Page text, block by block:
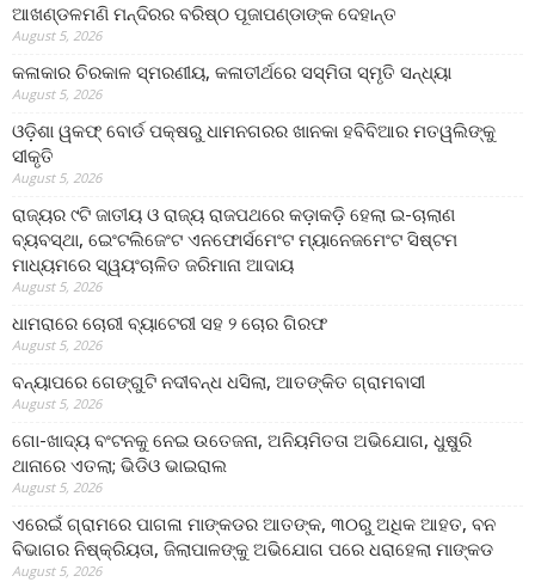
ଆଖଣ୍ଡଳମଣି ମନ୍ଦିରର ବରିଷ୍ଠ ପୂଜାପଣ୍ଡାଙ୍କ ଦେହାନ୍ତ
August 5, 2026
କଳାକାର ଚିରକାଳ ସ୍ମରଣୀୟ, କଳାତୀର୍ଥରେ ସସ୍ମିତା ସ୍ମୃତି ସନ୍ଧ୍ୟା
August 5, 2026
ଓଡ଼ିଶା ୱକଫ୍ ବୋର୍ଡ ପକ୍ଷରୁ ଧାମନଗରର ଖାନକା ହବିବିଆର ମତୱଲିଙ୍କୁ
ସୀକୃତି
August 5, 2026
ରାଜ୍ୟର ୯ଟି ଜାତୀୟ ଓ ରାଜ୍ୟ ରାଜପଥରେ କଡ଼ାକଡ଼ି ହେଲା ଇ-ଚାଲାଣ
ବ୍ୟବସ୍ଥା, ଇେଂଟଲିଜେଂଟ ଏନଫୋର୍ସମେଂଟ ମ୍ୟାନେଜମେଂଟ ସିଷ୍ଟମ
ମାଧ୍ୟମରେ ସ୍ୱୟଂଚାଳିତ ଜରିମାନା ଆଦାୟ
August 5, 2026
ଧାମରାରେ ଚୋରୀ ବ୍ୟାଟେରୀ ସହ ୨ ଚୋର ଗିରଫ
August 5, 2026
ବନ୍ୟାପରେ ଗେଙ୍ଗୁଟି ନଦୀବନ୍ଧ ଧସିଲା, ଆତଙ୍କିତ ଗ୍ରାମବାସୀ
August 5, 2026
ଗୋ-ଖାଦ୍ୟ ବଂଟନକୁ ନେଇ ଉତେଜନା, ଅନିୟମିତତା ଅଭିଯୋଗ, ଧୁଷୁରି
ଥାନାରେ ଏତଲା; ଭିଡିଓ ଭାଇରାଲ
August 5, 2026
ଏରେଇଁ ଗ୍ରାମରେ ପାଗଳା ମାଙ୍କଡର ଆତଙ୍କ, ୩୦ରୁ ଅଧିକ ଆହତ, ବନ
ବିଭାଗର ନିଷ୍କ୍ରିୟତା, ଜିଲାପାଳଙ୍କୁ ଅଭିଯୋଗ ପରେ ଧରାହେଲା ମାଙ୍କଡ
August 5, 2026